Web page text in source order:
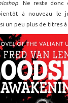
. Ne reste donc
à nouveau le
un peu plus de titres à